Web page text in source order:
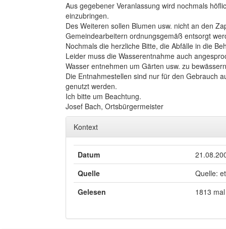
Aus gegebener Veranlassung wird nochmals
einzubringen.
Des Weiteren sollen Blumen usw. nicht an den
Gemeindearbeitern ordnungsgemäß entsorgt
Nochmals die herzliche Bitte, die Abfälle in die
Leider muss die Wasserentnahme auch
Wasser entnehmen um Gärten usw. zu
Die Entnahmestellen sind nur für den Gebrauch
genutzt werden.
Ich bitte um Beachtung.
Josef Bach, Ortsbürgermeister
Kontext
Datum
Quelle
Quelle:
Gelesen
1813 mal